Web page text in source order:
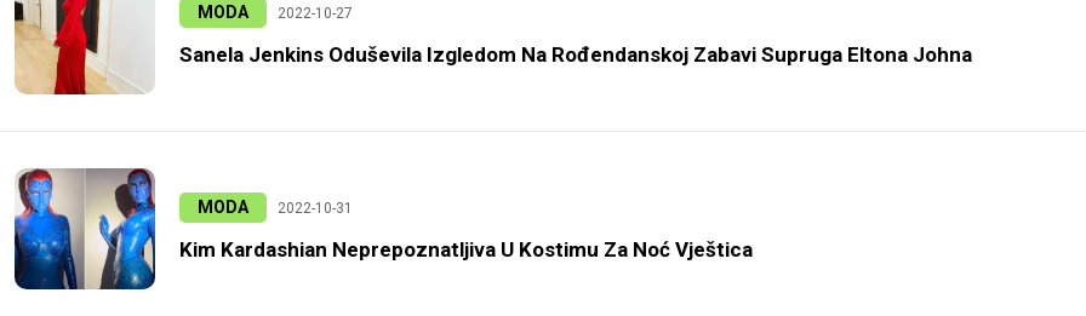
MODA 2022-10-27
Sanela Jenkins Oduševila Izgledom Na Rođendanskoj Zabavi Supruga Eltona Johna
MODA 2022-10-31
Kim Kardashian Neprepoznatljiva U Kostimu Za Noć Vještica